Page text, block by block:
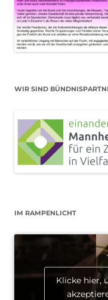
WIR SIND
IM RAMPENLICHT
Klicke hier,